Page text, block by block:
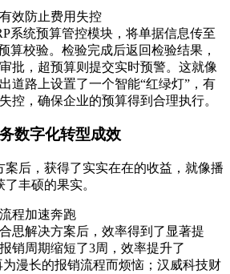
效防止费用失控
系统预算管控模块，将单据信息传至
算校验。检验完成后返回检验结果，
批，超预算则提交实时预警。这就像
道路上设置了一个智能“红绿灯”，有
控，确保企业的预算得到合理执行。
数字化转型成效
案后，获得了实实在在的收益，就像播
丰硕的果实。
程加速奔跑
思解决方案后，效率得到了显著提
销周期缩短了3周，效率提升了
为漫长的报销流程而烦恼；汉威科技财